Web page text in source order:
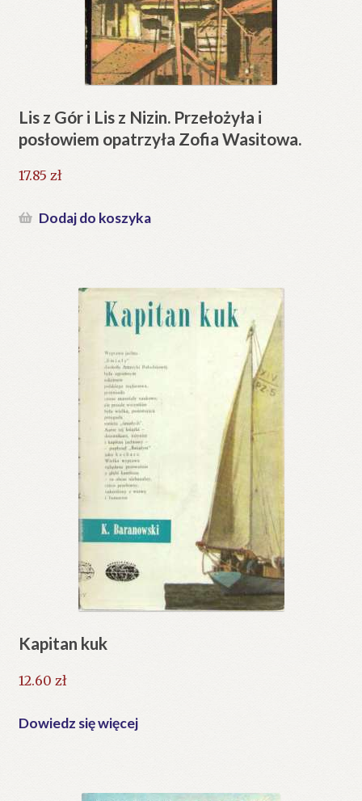
Lis z Gór i Lis z Nizin. Przełożyła i
posłowiem opatrzyła Zofia Wasitowa.
17.85 zł
Dodaj do koszyka
Kapitan kuk
12.60 zł
Dowiedz się więcej